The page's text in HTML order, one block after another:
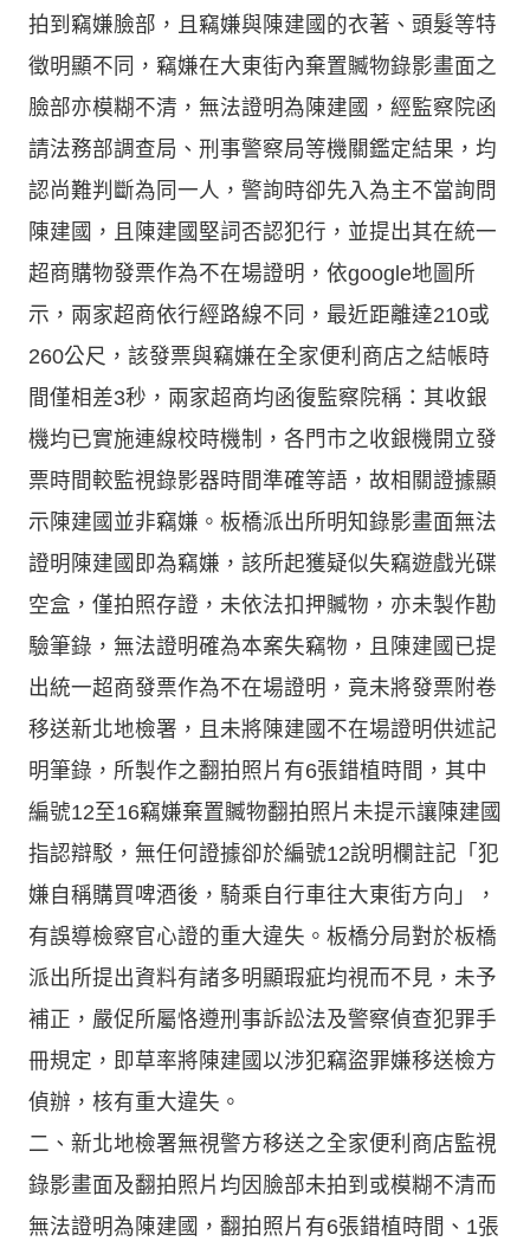
拍到竊嫌臉部，且竊嫌與陳建國的衣著、頭髮等特
徵明顯不同，竊嫌在大東街內棄置贓物錄影畫面之
臉部亦模糊不清，無法證明為陳建國，經監察院函
請法務部調查局、刑事警察局等機關鑑定結果，均
認尚難判斷為同一人，警詢時卻先入為主不當詢問
陳建國，且陳建國堅詞否認犯行，並提出其在統一
超商購物發票作為不在場證明，依google地圖所
示，兩家超商依行經路線不同，最近距離達210或
260公尺，該發票與竊嫌在全家便利商店之結帳時
間僅相差3秒，兩家超商均函復監察院稱：其收銀
機均已實施連線校時機制，各門市之收銀機開立發
票時間較監視錄影器時間準確等語，故相關證據顯
示陳建國並非竊嫌。板橋派出所明知錄影畫面無法
證明陳建國即為竊嫌，該所起獲疑似失竊遊戲光碟
空盒，僅拍照存證，未依法扣押贓物，亦未製作勘
驗筆錄，無法證明確為本案失竊物，且陳建國已提
出統一超商發票作為不在場證明，竟未將發票附卷
移送新北地檢署，且未將陳建國不在場證明供述記
明筆錄，所製作之翻拍照片有6張錯植時間，其中
編號12至16竊嫌棄置贓物翻拍照片未提示讓陳建國
指認辯駁，無任何證據卻於編號12說明欄註記「犯
嫌自稱購買啤酒後，騎乘自行車往大東街方向」，
有誤導檢察官心證的重大違失。板橋分局對於板橋
派出所提出資料有諸多明顯瑕疵均視而不見，未予
補正，嚴促所屬恪遵刑事訴訟法及警察偵查犯罪手
冊規定，即草率將陳建國以涉犯竊盜罪嫌移送檢方
偵辦，核有重大違失。
二、新北地檢署無視警方移送之全家便利商店監視
錄影畫面及翻拍照片均因臉部未拍到或模糊不清而
無法證明為陳建國，翻拍照片有6張錯植時間、1張